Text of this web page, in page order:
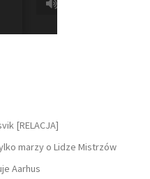
[RELACJA]
marzy o Lidze Mistrzów
Aarhus